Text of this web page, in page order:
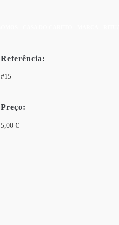
Referência:
#15
Preço:
5,00 €